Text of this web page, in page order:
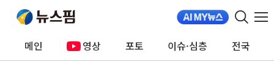
메인 영상 포토 이슈·심층 전국